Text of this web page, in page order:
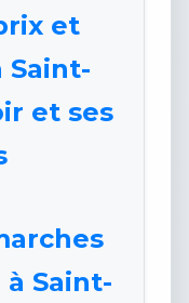
et
Saint-
et ses
Saint-